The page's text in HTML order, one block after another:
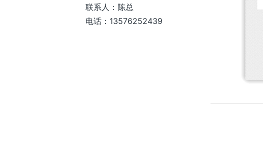
联系人：陈总
电话：13576252439